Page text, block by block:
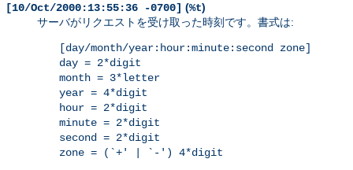
[10/Oct/2000:13:55:36 -0700] (%t)
サーバがリクエストを受け取った時刻です。書式は:
[day/month/year:hour:minute:second zone]
day = 2*digit
month = 3*letter
year = 4*digit
hour = 2*digit
minute = 2*digit
second = 2*digit
zone = (`+' | `-') 4*digit